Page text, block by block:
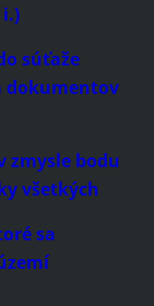
súťaže
dokumentov
zmysle bodu
všetkých
sa